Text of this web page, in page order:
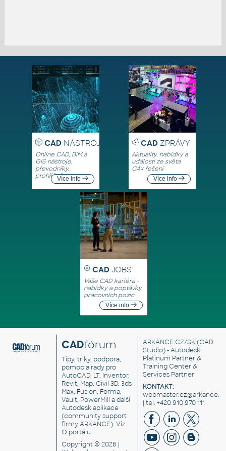
CADNÁSTROJE
Online CAD, BIM a
GIS nástroje,
převodníky,
prohlížečeVíce info
CADZPRÁVY
Aktuality, nabídky a
události ze světa
CAx řešení
Více info
CAD JOBS
Vaše CAD kariéra -
nabídky a poptávky
pracovních pozic
Více info
CADfórum
Tipy, triky, podpora,
pomoc a rady pro
AutoCAD, LT, Inventor,
Revit, Map, Civil 3D, 3ds
Max, Fusion, Forma,
Vault, PowerMill a další
Autodesk aplikace
(community support
firmy ARKANCE). Viz
O portálu.
Copyright © 2026 |
ARKANCE CZ/SK(CAD
Studio) - Autodesk
Platinum Partner &
Training Center &
Services Partner
KONTAKT:
| tel. +420 910 970 111